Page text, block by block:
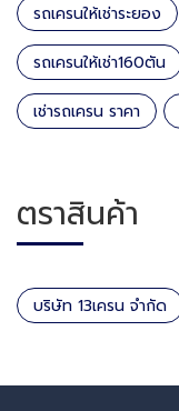
รถเครนให้เช่าระยอง
รถเครนให้เช่า160ตัน
เช่ารถเครน ราคา
ตราสินค้า
บริษัท 13เครน จำกัด